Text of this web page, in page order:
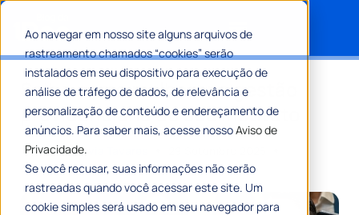
Ao navegar em nosso site alguns arquivos de
rastreamento chamados “cookies” serão
instalados em seu dispositivo para execução de
análise de tráfego de dados, de relevância e
personalização de conteúdo e endereçamento de
anúncios. Para saber mais, acesse nossoAviso de
Privacidade.
Se você recusar, suas informações não serão
rastreadas quando você acessar este site. Um
cookie simples será usado em seu navegador para
Saiba como melhorar a gestão
previdenciária do seu instituto
PorMaria Flávia Tavares
8 Min De Leitura